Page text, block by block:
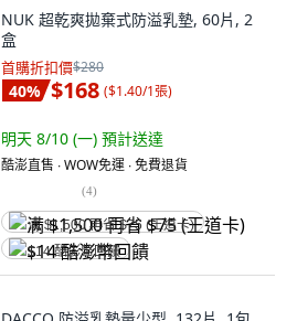
NUK 超乾爽拋棄式防溢乳墊, 60片, 2
盒
首購折扣價$280
40% $168 ($1.40/1張)
明天 8/10 (一) 預計送達
酷澎直售 ∙ WOW免運 ∙ 免費退貨
(4)
满 $1,500 再省 $75 (王道卡)
$14 酷澎幣回饋